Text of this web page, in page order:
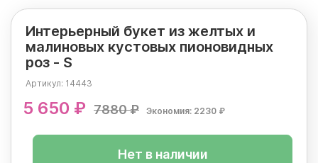
Интерьерный букет из желтых и
малиновых кустовых пионовидных
роз - S
Артикул: 14443
5 650 ₽ 7880 ₽ Экономия: 2230 ₽
Нет в наличии